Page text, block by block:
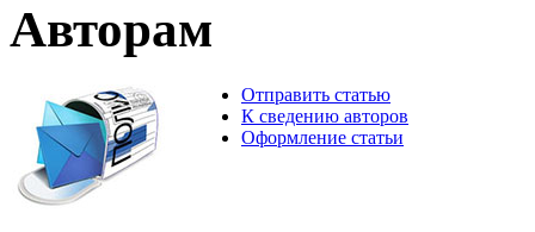
Авторам
Отправить статью
К сведению авторов
Оформление статьи